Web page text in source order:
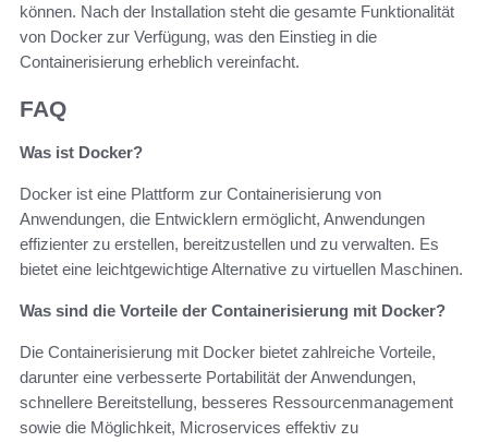
können. Nach der Installation steht die gesamte Funktionalität
von Docker zur Verfügung, was den Einstieg in die
Containerisierung erheblich vereinfacht.
FAQ
Was ist Docker?
Docker ist eine Plattform zur Containerisierung von
Anwendungen, die Entwicklern ermöglicht, Anwendungen
effizienter zu erstellen, bereitzustellen und zu verwalten. Es
bietet eine leichtgewichtige Alternative zu virtuellen Maschinen.
Was sind die Vorteile der Containerisierung mit Docker?
Die Containerisierung mit Docker bietet zahlreiche Vorteile,
darunter eine verbesserte Portabilität der Anwendungen,
schnellere Bereitstellung, besseres Ressourcenmanagement
sowie die Möglichkeit, Microservices effektiv zu